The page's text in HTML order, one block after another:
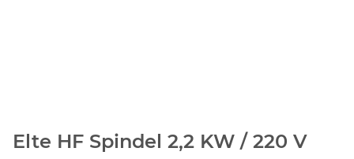
Elte HF Spindel 2,2 KW / 220 V